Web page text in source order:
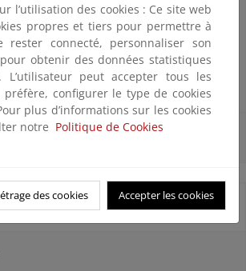
Fax: 886 218 094
l’utilisation des cookies : Ce site web
propres et tiers pour permettre à
rester connecté, personnaliser son
obtenir des données statistiques
L’utilisateur peut accepter tous les
préfère, configurer le type de cookies
plus d’informations sur les cookies
notre Politique de Cookies
des cookies Accepter les cookies